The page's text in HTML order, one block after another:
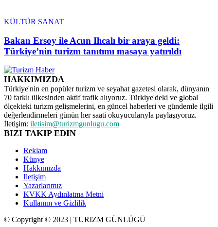
KÜLTÜR SANAT
Bakan Ersoy ile Acun Ilıcalı bir araya geldi:
Türkiye’nin turizm tanıtımı masaya yatırıldı
HAKKIMIZDA
Türkiye'nin en popüler turizm ve seyahat gazetesi olarak, dünyanın
70 farklı ülkesinden aktif trafik alıyoruz. Türkiye'deki ve global
ölçekteki turizm gelişmelerini, en güncel haberleri ve gündemle ilgili
değerlendirmeleri günün her saati okuyucularıyla paylaşıyoruz.
İletişim: iletisim@turizmgunlugu.com
BIZI TAKIP EDIN
Reklam
Künye
Hakkımızda
Iletişim
Yazarlarımız
KVKK Aydınlatma Metni
Kullanım ve Gizlilik
© Copyright © 2023 | TURIZM GÜNLÜGÜ